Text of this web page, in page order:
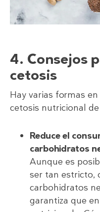
4. Consejos
cetosis
Hay varias formas
cetosis nutricional
Reduce el
carbohidratos
Aunque es
ser tan estricto,
carbohidratos
garantiza que